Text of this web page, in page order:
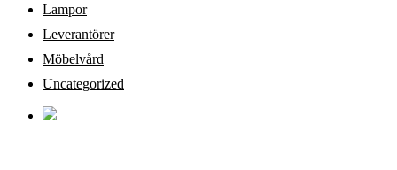
Lampor
Leverantörer
Möbelvård
Uncategorized